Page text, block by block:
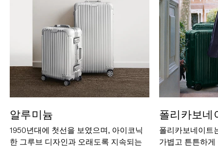
알루미늄
1950년대에 첫선을 보였으며, 아이코닉
한 그루브 디자인과 오래도록 지속되는
폴리카보네
폴리카보네이트
가볍고 튼튼하